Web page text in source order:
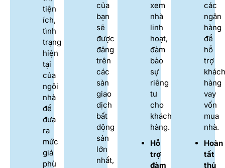
tiện
ích,
tình
trạng
hiện
tại
của
ngôi
nhà
để
đưa
ra
mức
giá
phù
của
bạn
sẽ
được
đăng
trên
các
sàn
giao
dịch
bất
động
sản
lớn
nhất,
xem
nhà
linh
hoạt,
đảm
bảo
sự
riêng
tư
cho
khách
hàng.
Hỗ
trợ
đàm
các
ngân
hàng
để
hỗ
trợ
khách
hàng
vay
vốn
mua
nhà.
Hoàn
tất
thủ